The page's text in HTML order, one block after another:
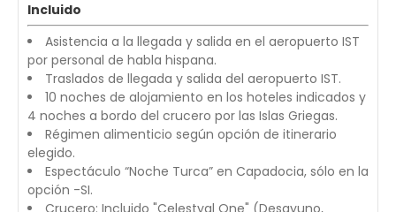
Incluido
Asistencia a la llegada y salida en el aeropuerto IST
por personal de habla hispana.
Traslados de llegada y salida del aeropuerto IST.
10 noches de alojamiento en los hoteles indicados y
4 noches a bordo del crucero por las Islas Griegas.
Régimen alimenticio según opción de itinerario
elegido.
Espectáculo “Noche Turca” en Capadocia, sólo en la
opción -SI.